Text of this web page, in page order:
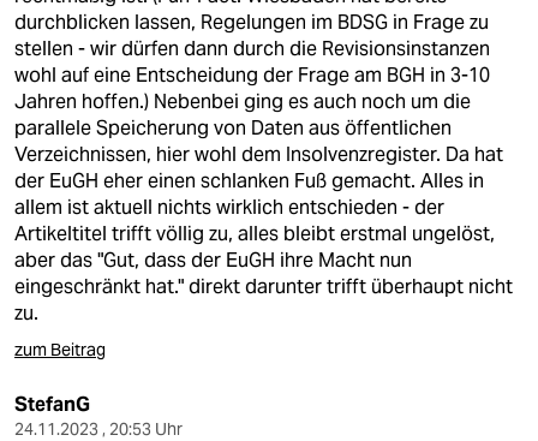
durchblicken lassen, Regelungen im BDSG in Frage zu
stellen - wir dürfen dann durch die Revisionsinstanzen
wohl auf eine Entscheidung der Frage am BGH in 3-10
Jahren hoffen.) Nebenbei ging es auch noch um die
parallele Speicherung von Daten aus öffentlichen
Verzeichnissen, hier wohl dem Insolvenzregister. Da hat
der EuGH eher einen schlanken Fuß gemacht. Alles in
allem ist aktuell nichts wirklich entschieden - der
Artikeltitel trifft völlig zu, alles bleibt erstmal ungelöst,
aber das "Gut, dass der EuGH ihre Macht nun
eingeschränkt hat." direkt darunter trifft überhaupt nicht
zu.
zum Beitrag
StefanG
24.11.2023 , 20:53 Uhr